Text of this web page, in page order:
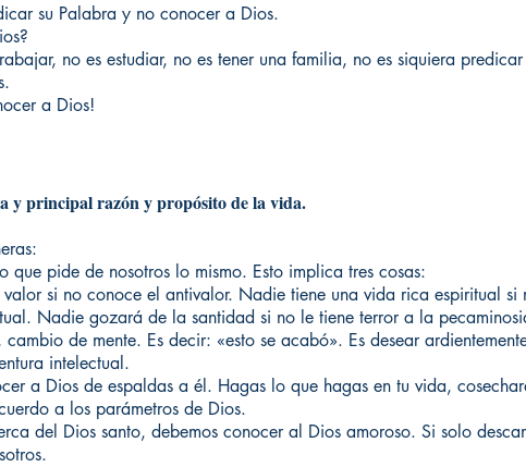
su Palabra y no conocer a Dios.
no es estudiar, no es tener una familia, no es siquiera
a Dios!
principal razón y propósito de la vida.
que pide de nosotros lo mismo. Esto implica tres cosas:
si no conoce el antivalor. Nadie tiene una vida rica espiritual si
Nadie gozará de la santidad si no le tiene terror a la
de mente. Es decir: «esto se acabó». Es desear
intelectual.
a Dios de espaldas a él. Hagas lo que hagas en tu vida,
a los parámetros de Dios.
del Dios santo, debemos conocer al Dios amoroso. Si solo